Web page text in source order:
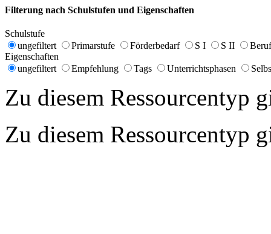
Filterung nach Schulstufen und Eigenschaften
Schulstufe
ungefiltert
Primarstufe Förderbedarf S I S II
Eigenschaften
ungefiltert
Empfehlung Tags Unterrichtsphasen
Zu diesem Ressourcentyp
Zu diesem Ressourcentyp